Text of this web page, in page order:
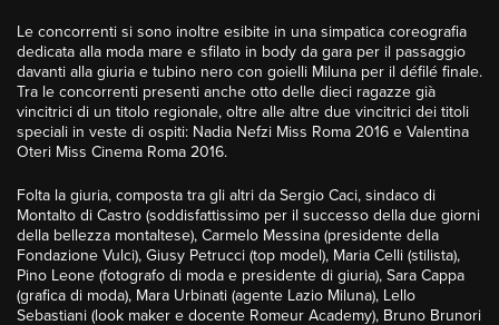
Le concorrenti si sono inoltre esibite in una simpatica coreografia
dedicata alla moda mare e sfilato in body da gara per il passaggio
davanti alla giuria e tubino nero con goielli Miluna per il défilé finale.
Tra le concorrenti presenti anche otto delle dieci ragazze già
vincitrici di un titolo regionale, oltre alle altre due vincitrici dei titoli
speciali in veste di ospiti: Nadia Nefzi Miss Roma 2016 e Valentina
Oteri Miss Cinema Roma 2016.
Folta la giuria, composta tra gli altri da Sergio Caci, sindaco di
Montalto di Castro (soddisfattissimo per il successo della due giorni
della bellezza montaltese), Carmelo Messina (presidente della
Fondazione Vulci), Giusy Petrucci (top model), Maria Celli (stilista),
Pino Leone (fotografo di moda e presidente di giuria), Sara Cappa
(grafica di moda), Mara Urbinati (agente Lazio Miluna), Lello
Sebastiani (look maker e docente Romeur Academy), Bruno Brunori